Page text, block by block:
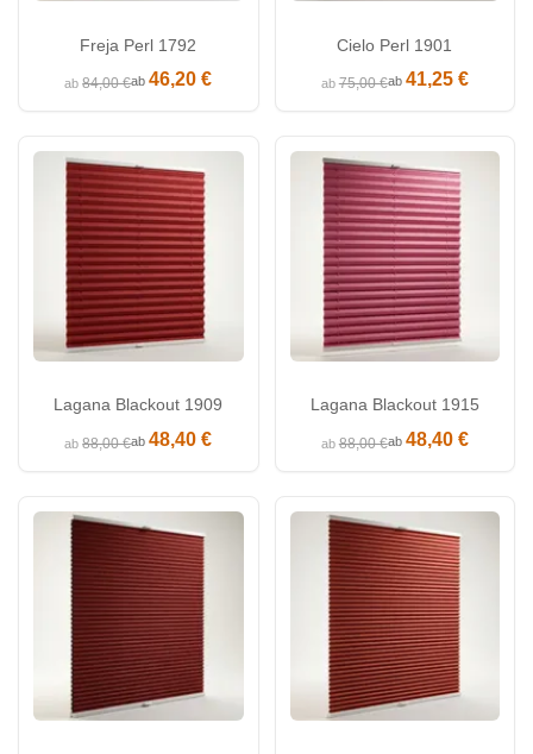
Freja Perl 1792
ab84,00 €ab46,20 €
Cielo Perl 1901
ab75,00 €ab 41,25 €
Lagana Blackout 1909
ab88,00 €ab48,40 €
Lagana Blackout 1915
ab88,00 €ab 48,40 €